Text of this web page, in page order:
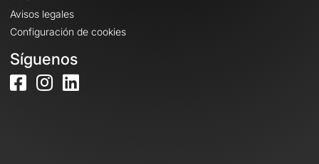
Avisos legales
Configuración de cookies
Síguenos